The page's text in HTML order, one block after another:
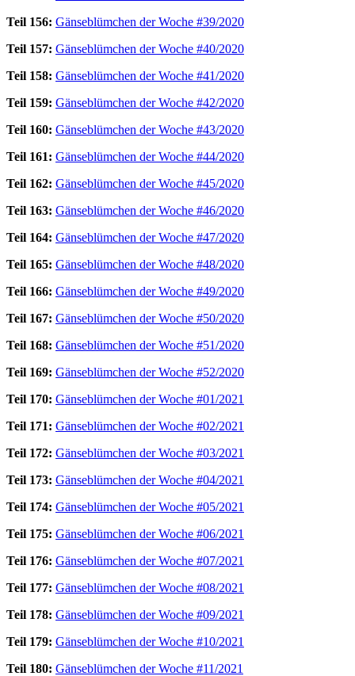
Teil 156: Gänseblümchen der Woche #39/2020
Teil 157: Gänseblümchen der Woche #40/2020
Teil 158: Gänseblümchen der Woche #41/2020
Teil 159: Gänseblümchen der Woche #42/2020
Teil 160: Gänseblümchen der Woche #43/2020
Teil 161: Gänseblümchen der Woche #44/2020
Teil 162: Gänseblümchen der Woche #45/2020
Teil 163: Gänseblümchen der Woche #46/2020
Teil 164: Gänseblümchen der Woche #47/2020
Teil 165: Gänseblümchen der Woche #48/2020
Teil 166: Gänseblümchen der Woche #49/2020
Teil 167: Gänseblümchen der Woche #50/2020
Teil 168: Gänseblümchen der Woche #51/2020
Teil 169: Gänseblümchen der Woche #52/2020
Teil 170: Gänseblümchen der Woche #01/2021
Teil 171: Gänseblümchen der Woche #02/2021
Teil 172: Gänseblümchen der Woche #03/2021
Teil 173: Gänseblümchen der Woche #04/2021
Teil 174: Gänseblümchen der Woche #05/2021
Teil 175: Gänseblümchen der Woche #06/2021
Teil 176: Gänseblümchen der Woche #07/2021
Teil 177: Gänseblümchen der Woche #08/2021
Teil 178: Gänseblümchen der Woche #09/2021
Teil 179: Gänseblümchen der Woche #10/2021
Teil 180: Gänseblümchen der Woche #11/2021